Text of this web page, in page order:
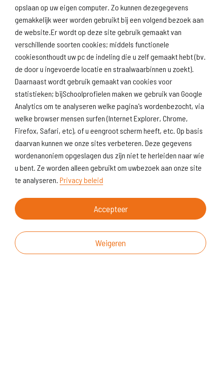
opslaan op uw eigen computer. Zo kunnen dezegegevens
gemakkelijk weer worden gebruikt bij een volgend bezoek aan
de website.Er wordt op deze site gebruik gemaakt van
verschillende soorten cookies; middels functionele
cookiesonthoudt uw pc de indeling die u zelf gemaakt hebt (bv.
de door u ingevoerde locatie en straalwaarbinnen u zoekt).
Daarnaast wordt gebruik gemaakt van cookies voor
statistieken; bijSchoolprofielen maken we gebruik van Google
Analytics om te analyseren welke pagina's wordenbezocht, via
welke browser mensen surfen (Internet Explorer, Chrome,
Firefox, Safari, etc), of u eengroot scherm heeft, etc. Op basis
daarvan kunnen we onze sites verbeteren. Deze gegevens
wordenanoniem opgeslagen dus zijn niet te herleiden naar wie
u bent. Ze worden alleen gebruikt om uwbezoek aan onze site
te analyseren. Privacy beleid
Accepteer
Weigeren
Naar scholenopdekaart.nl